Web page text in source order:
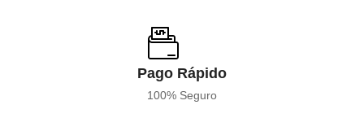
Pago Rápido
100% Seguro